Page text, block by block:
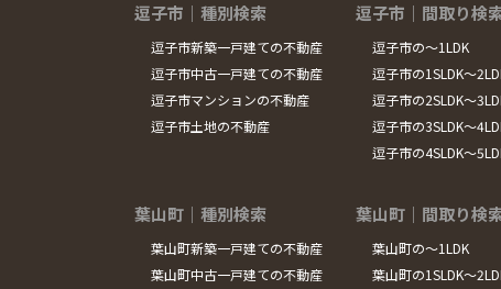
逗子市｜種別検索
逗子市新築一戸建ての不動産
逗子市中古一戸建ての不動産
逗子市マンションの不動産
逗子市土地の不動産
逗子市｜間取り検
逗子市の～1LDK
逗子市の1SLDK～
逗子市の2SLDK～
逗子市の3SLDK～
逗子市の4SLDK～
葉山町｜種別検索
葉山町新築一戸建ての不動産
葉山町中古一戸建ての不動産
葉山町｜間取り検
葉山町の～1LDK
葉山町の1SLDK～